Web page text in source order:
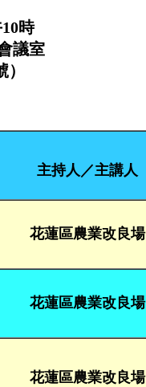
時
議室
主持人／主講人
花蓮區農業改良場
花蓮區農業改良場
花蓮區農業改良場